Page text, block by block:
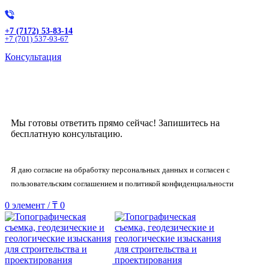
+7 (7172) 53-83-14
+7 (701) 537-93-67
Консультация
Мы готовы ответить прямо сейчас! Запишитесь на
бесплатную консультацию.
Я даю согласие на обработку персональных данных и согласен с
пользовательским соглашением и политикой конфиденциальности
0 элемент / ₸ 0